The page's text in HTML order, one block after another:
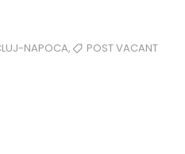
NAPOCA, POST VACANT